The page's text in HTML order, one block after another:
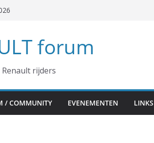
forum
rijders
/ COMMUNITY EVENEMENTEN LINKS